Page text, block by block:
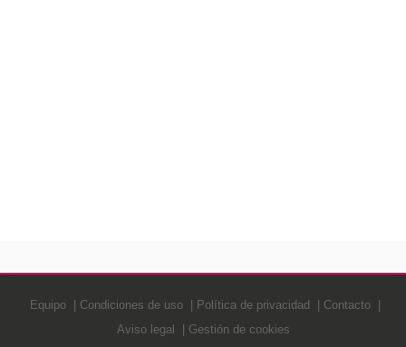
Equipo Condiciones de uso Política de privacidad
Contacto
Aviso legal
Gestión de cookies